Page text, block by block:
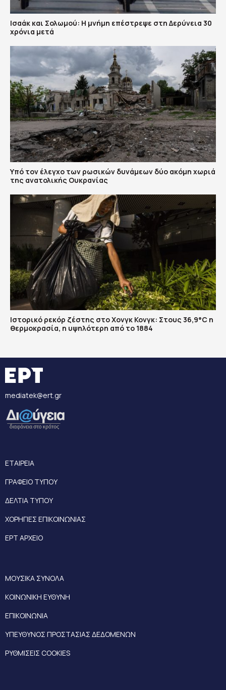
Ισαάκ και Σολωμού: Η μνήμη επέστρεψε στη Δερύνεια 30
χρόνια μετά
Υπό τον έλεγχο των ρωσικών δυνάμεων δύο ακόμη χωριά
της ανατολικής Ουκρανίας
Ιστορικό ρεκόρ ζέστης στο Χονγκ Κονγκ: Στους 36,9°C η
θερμοκρασία, η υψηλότερη από το 1884
mediatek@ert.gr
ΕΤΑΙΡΕΙΑ
ΓΡΑΦΕΙΟ ΤΥΠΟΥ
ΔΕΛΤΙΑ ΤΥΠΟΥ
ΧΟΡΗΓΙΕΣ ΕΠΙΚΟΙΝΩΝΙΑΣ
ΕΡΤ ΑΡΧΕΙΟ
ΜΟΥΣΙΚΑ ΣΥΝΟΛΑ
ΚΟΙΝΩΝΙΚΗ ΕΥΘΥΝΗ
ΕΠΙΚΟΙΝΩΝΙΑ
ΥΠΕΥΘΥΝΟΣ ΠΡΟΣΤΑΣΙΑΣ ΔΕΔΟΜΕΝΩΝ
ΡΥΘΜΙΣΕΙΣ COOKIES